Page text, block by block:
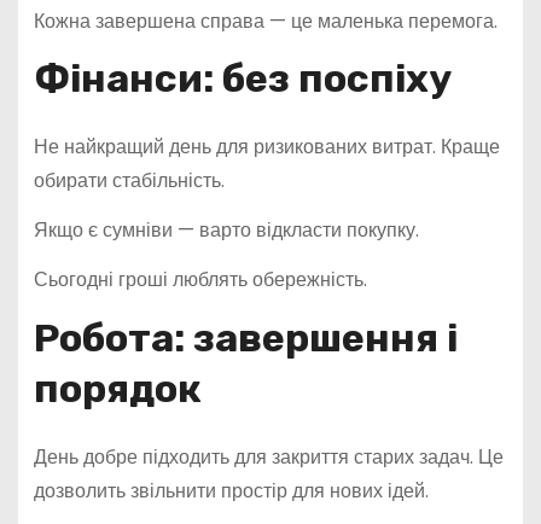
Кожна завершена справа — це маленька перемога.
Фінанси: без поспіху
Не найкращий день для ризикованих витрат. Краще
обирати стабільність.
Якщо є сумніви — варто відкласти покупку.
Сьогодні гроші люблять обережність.
Робота: завершення і
порядок
День добре підходить для закриття старих задач. Це
дозволить звільнити простір для нових ідей.